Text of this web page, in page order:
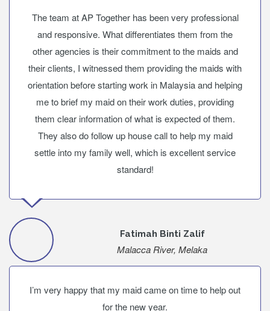
The team at AP Together has been very professional
and responsive. What differentiates them from the
other agencies is their commitment to the maids and
their clients, I witnessed them providing the maids with
orientation before starting work in Malaysia and helping
me to brief my maid on their work duties, providing
them clear information of what is expected of them.
They also do follow up house call to help my maid
settle into my family well, which is excellent service
standard!
Fatimah Binti Zalif
Malacca River, Melaka
I’m very happy that my maid came on time to help out
for the new year.